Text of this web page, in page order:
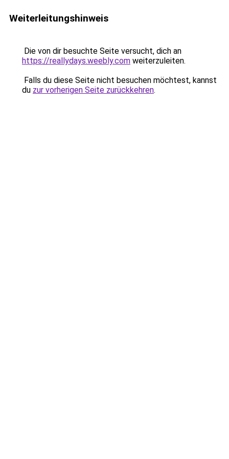
Weiterleitungshinweis
Die von dir besuchte Seite versucht, dich an
https://reallydays.weebly.com weiterzuleiten.
Falls du diese Seite nicht besuchen möchtest, kannst
du zur vorherigen Seite zurückkehren.